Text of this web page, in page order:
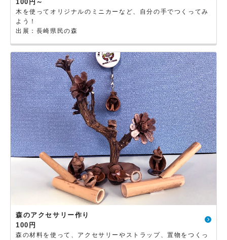
100円～
木を使ってオリジナルのミニカーなど、自分の手でつくってみ
よう！
出展：長崎県民の森
森のアクセサリー作り
100円
森の材料を使って、アクセサリーやストラップ、置物をつくっ